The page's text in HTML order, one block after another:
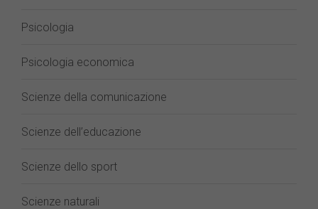
Psicologia
Psicologia economica
Scienze della comunicazione
Scienze dell’educazione
Scienze dello sport
Scienze naturali